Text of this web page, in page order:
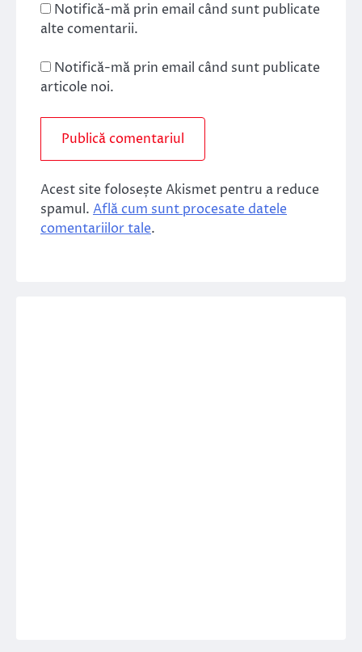
Notifică-mă prin email când sunt publicate
alte comentarii.
Notifică-mă prin email când sunt publicate
articole noi.
Acest site folosește Akismet pentru a reduce
spamul. Află cum sunt procesate datele
comentariilor tale.